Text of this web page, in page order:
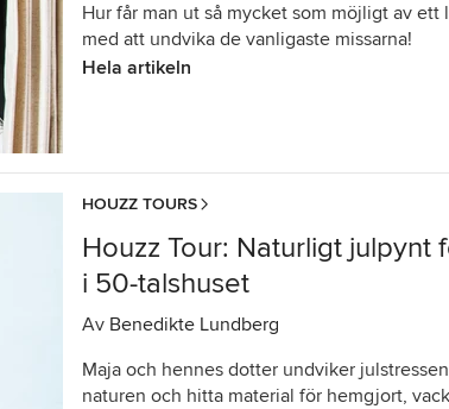
Hur får man ut så mycket som möjligt av ett
med att undvika de vanligaste missarna!
Hela artikeln
HOUZZ TOURS
Houzz Tour: Naturligt julpynt
i 50-talshuset
Av Benedikte Lundberg
Maja och hennes dotter undviker
naturen och hitta material för hemgjort,